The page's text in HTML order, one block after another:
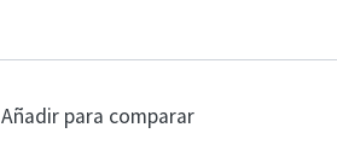
Añadir para comparar